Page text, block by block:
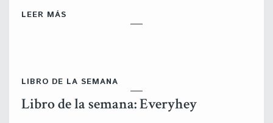
LEER MÁS
LIBRO DE LA SEMANA
Libro de la semana: Everyhey